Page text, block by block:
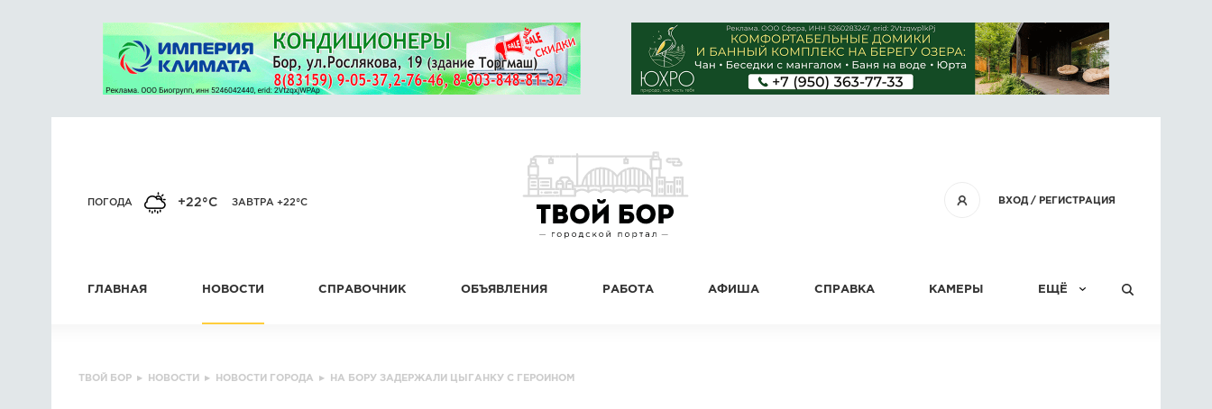
ВХОД/ РЕГИСТРАЦИЯ
ПОГОДА +22°C ЗАВТРА +22°C
ГЛАВНАЯ НОВОСТИ СПРАВОЧНИК ОБЪЯВЛЕНИЯ РАБОТА АФИША СПРАВКА КАМЕРЫ ЕЩЁ
ТВОЙ БОР ▸ НОВОСТИ ▸ НОВОСТИ ГОРОДА ▸ НА БОРУ ЗАДЕРЖАЛИ ЦЫГАНКУ С ГЕРОИНОМ